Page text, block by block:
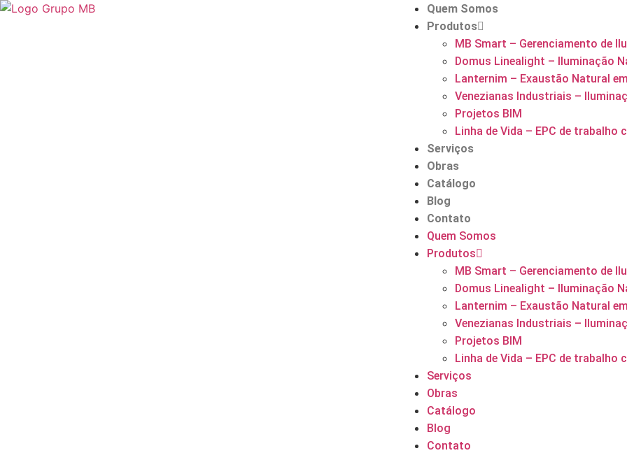
Quem Somos
Produtos
MB Smart – Gerenciamento de
Domus Linealight – Iluminação
Lanternim – Exaustão Natural
Venezianas Industriais –
Projetos BIM
Linha de Vida – EPC de trabalho
Serviços
Obras
Catálogo
Blog
Contato
Quem Somos
Produtos
MB Smart – Gerenciamento de
Domus Linealight – Iluminação
Lanternim – Exaustão Natural
Venezianas Industriais –
Projetos BIM
Linha de Vida – EPC de trabalho
Serviços
Obras
Catálogo
Blog
Contato